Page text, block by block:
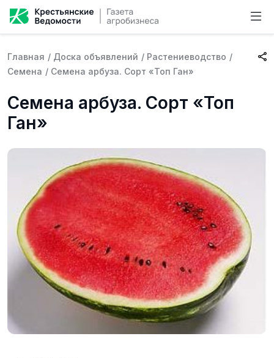
Главная / Доска объявлений / Растениеводство /
Семена / Семена арбуза. Сорт «Топ Ган»
Семена арбуза. Сорт «Топ
Ган»